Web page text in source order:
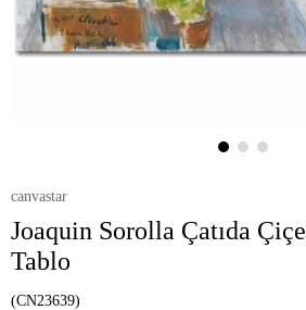
canvastar
Joaquin Sorolla Çatıda
Tablo
(CN23639)